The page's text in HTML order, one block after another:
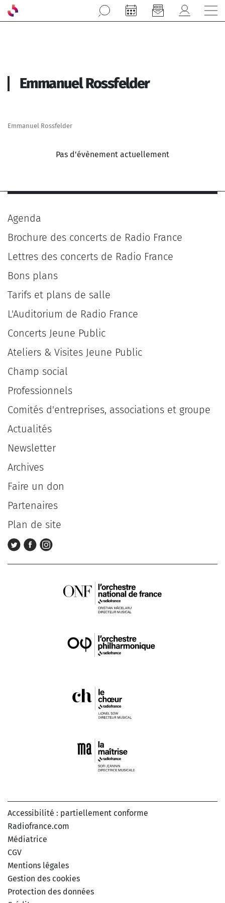
Aller au contenu principal
Emmanuel Rossfelder
Emmanuel Rossfelder
Pas d'évènement actuellement
Agenda
Brochure des concerts de Radio France
Lettres des concerts de Radio France
Bons plans
Tarifs et plans de salle
L'Auditorium de Radio France
Concerts Jeune Public
Ateliers & Visites Jeune Public
Champ social
Professionnels
Comités d'entreprises, associations et groupe
Actualités
Newsletter
Archives
Faire un don
Partenaires
Plan de site
Accessibilité : partiellement conforme
Radiofrance.com
Médiatrice
CGV
Mentions légales
Gestion des cookies
Protection des données